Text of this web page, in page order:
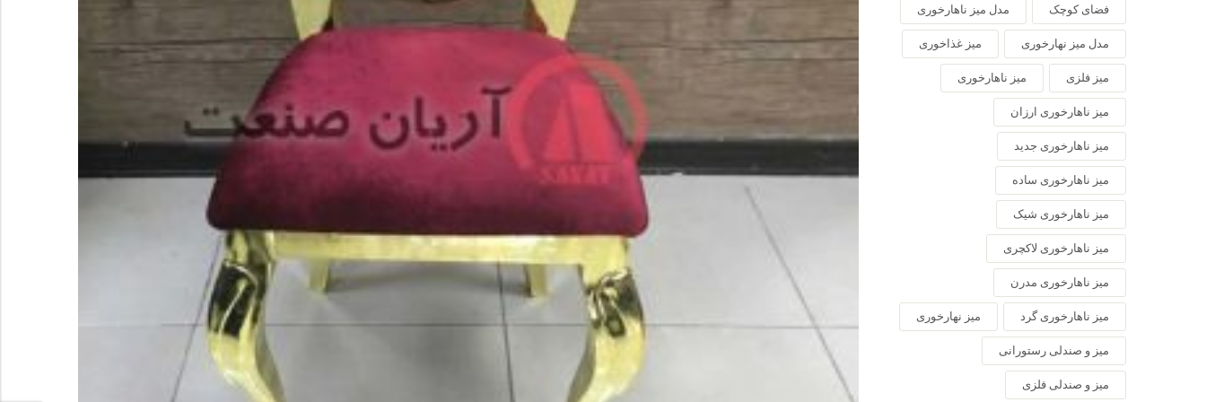
فضای کوچک مدل میز ناهارخوری
مدل میز نهارخوری میز غذاخوری
میز فلزی میز ناهارخوری
میز ناهارخوری ارزان
میز ناهارخوری جدید
میز ناهارخوری ساده
میز ناهارخوری شیک
میز ناهارخوری لاکچری
میز ناهارخوری مدرن
میز ناهارخوری گرد میز نهارخوری
میز و صندلی رستورانی
میز و صندلی فلزی